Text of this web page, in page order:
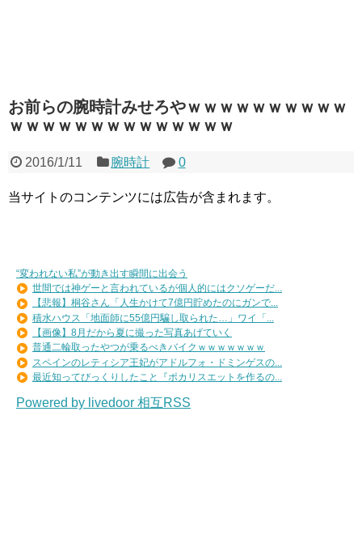
お前らの腕時計みせろやｗｗｗｗｗｗｗｗｗｗ
ｗｗｗｗｗｗｗｗｗｗｗｗｗｗ
2016/1/11 腕時計 0
当サイトのコンテンツには広告が含まれます。
“変われない私”が動き出す瞬間に出会う
世間では神ゲーと言われているが個人的にはクソゲーだ...
【悲報】桐谷さん「人生かけて7億円貯めたのにガンで...
積水ハウス「地面師に55億円騙し取られた…」ワイ「...
【画像】8月だから夏に撮った写真あげていく
普通二輪取ったやつが乗るべきバイクｗｗｗｗｗｗｗ
スペインのレティシア王妃がアドルフォ・ドミンゲスの...
最近知ってびっくりしたこと『ポカリスエットを作るの...
Powered by livedoor 相互RSS